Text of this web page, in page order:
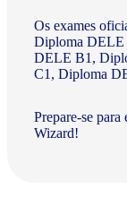
Os exames
Diploma
DELE B1,
C1, Diploma
Prepare-se para
Wizard!